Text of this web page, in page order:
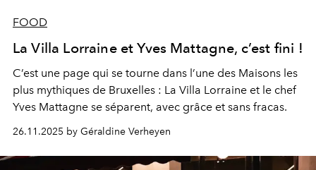
FOOD
La Villa Lorraine et Yves Mattagne, c’est fini !
C’est une page qui se tourne dans l’une des Maisons les
plus mythiques de Bruxelles : La Villa Lorraine et le chef
Yves Mattagne se séparent, avec grâce et sans fracas.
26.11.2025 by Géraldine Verheyen